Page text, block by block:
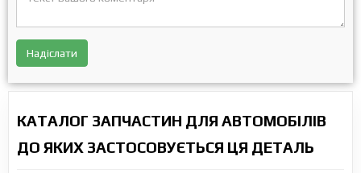
Надіслати
КАТАЛОГ ЗАПЧАСТИН ДЛЯ АВТОМОБІЛІВ
ДО ЯКИХ ЗАСТОСОВУЄТЬСЯ ЦЯ ДЕТАЛЬ